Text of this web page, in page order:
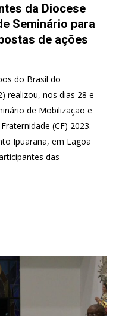
da Diocese
Seminário para
de ações
do Brasil do
realizou, nos dias 28 e
de Mobilização e
(CF) 2023.
Ipuarana, em Lagoa
das